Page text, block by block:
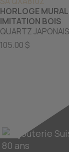
HORLOGE
IMITATION BOIS
QUARTZ JAPONAIS
105.00 $